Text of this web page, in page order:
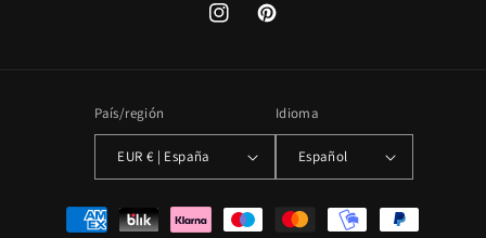
InstagramPinterest
País/región
EUR € | España
Idioma
Español
Formas